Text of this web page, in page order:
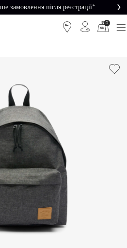
замовлення після реєстрації*
0